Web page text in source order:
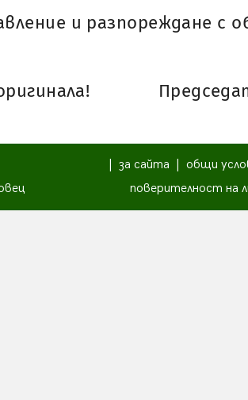
и разпореждане с
за сайта
общи
поверителност на